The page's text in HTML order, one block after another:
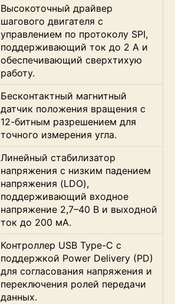
Высокоточный драйвер
шагового двигателя с
управлением по протоколу SPI,
поддерживающий ток до 2 А и
обеспечивающий сверхтихую
работу.
Бесконтактный магнитный
датчик положения вращения с
12-битным разрешением для
точного измерения угла.
Линейный стабилизатор
напряжения с низким падением
напряжения (LDO),
поддерживающий входное
напряжение 2,7–40 В и выходной
ток до 200 мА.
Контроллер USB Type-C с
поддержкой Power Delivery (PD)
для согласования напряжения и
переключения ролей передачи
данных.